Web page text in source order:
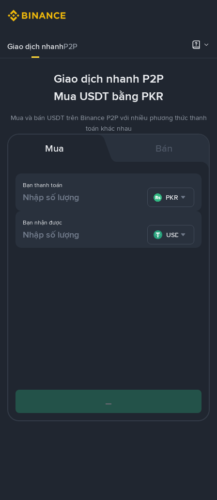
Giao dịch nhanhP2P
Giao dịch nhanh P2P
Mua USDT bằng PKR
Mua và bán USDT trên Binance P2P với nhiều phương thức thanh
toán khác nhau
Mua Bán
Bạn thanh toán
PKR
Bạn nhận được
USDT